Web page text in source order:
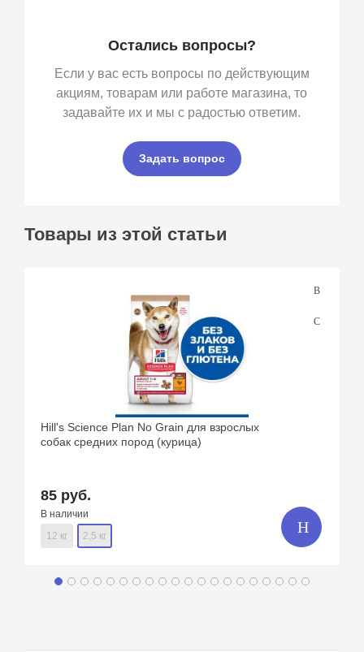
Остались вопросы?
Если у вас есть вопросы по действующим
акциям, товарам или работе магазина, то
задавайте их и мы с радостью ответим.
Задать вопрос
Товары из этой статьи
Hill's Science Plan No Grain для взрослых
собак средних пород (курица)
85 руб.
В наличии
12 кг
2,5 кг